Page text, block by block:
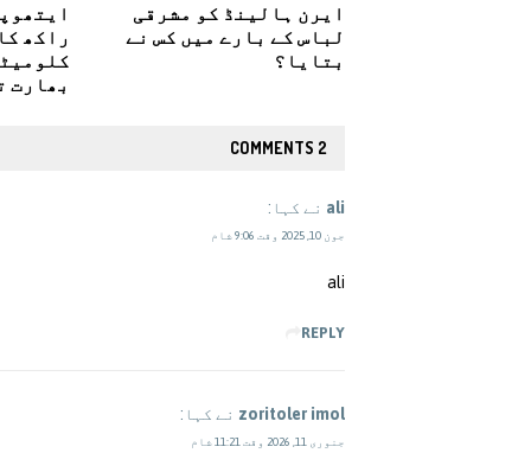
ایرن ہالینڈ کو مشرقی
لباس کے بارے میں کس نے
بتایا؟
راکھ
بھارت
2 COMMENTS
ali نے کہا:
جون 10, 2025 وقت 9:06 شام
ali
REPLY
zoritoler imol نے کہا:
جنوری 11, 2026 وقت 11:21 شام